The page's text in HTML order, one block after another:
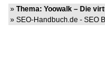
» Thema: Yoowalk – Die
» SEO-Handbuch.de - SEO